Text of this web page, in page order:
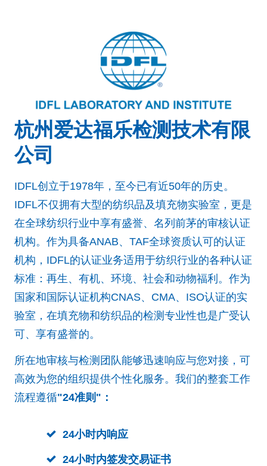
杭州爱达福乐检测技术有限
公司
IDFL创立于1978年，至今已有近50年的历史。
IDFL不仅拥有大型的纺织品及填充物实验室，更是
在全球纺织行业中享有盛誉、名列前茅的审核认证
机构。作为具备ANAB、TAF全球资质认可的认证
机构，IDFL的认证业务适用于纺织行业的各种认证
标准：再生、有机、环境、社会和动物福利。作为
国家和国际认证机构CNAS、CMA、ISO认证的实
验室，在填充物和纺织品的检测专业性也是广受认
可、享有盛誉的。
所在地审核与检测团队能够迅速响应与您对接，可
高效为您的组织提供个性化服务。我们的整套工作
流程遵循"24准则"：
24小时内响应
24小时内签发交易证书